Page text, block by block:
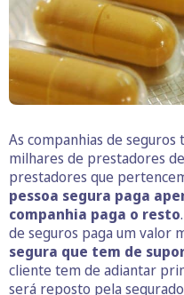
As companhias de
milhares de prestadores
prestadores que
pessoa segura paga
companhia paga o resto
de seguros paga um valor
segura que tem de
cliente tem de adiantar
será reposto pela